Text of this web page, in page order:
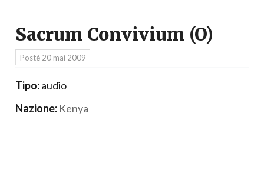
Sacrum Convivium (O)
Posté 20 mai 2009
Tipo:audio
Nazione: Kenya